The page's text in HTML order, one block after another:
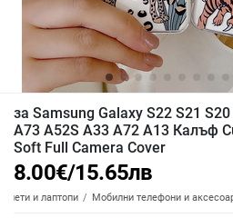
за Samsung Galaxy S22 S21
A73 A52S A33 A72 A13 Калъф
Soft Full Camera Cover
8.00€/15.65лв
и лаптопи Мобилни телефони и